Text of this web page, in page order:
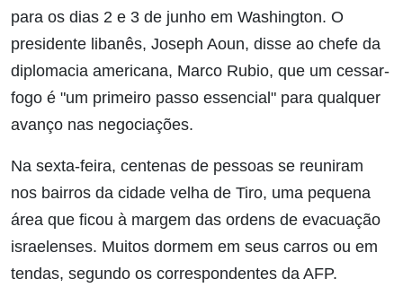
para os dias 2 e 3 de junho em Washington. O
presidente libanês, Joseph Aoun, disse ao chefe da
diplomacia americana, Marco Rubio, que um cessar-
fogo é "um primeiro passo essencial" para qualquer
avanço nas negociações.
Na sexta-feira, centenas de pessoas se reuniram
nos bairros da cidade velha de Tiro, uma pequena
área que ficou à margem das ordens de evacuação
israelenses. Muitos dormem em seus carros ou em
tendas, segundo os correspondentes da AFP.